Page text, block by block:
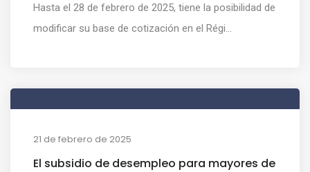
Hasta el 28 de febrero de 2025, tiene la posibilidad de
modificar su base de cotización en el Régi...
21 de febrero de 2025
El subsidio de desempleo para mayores de